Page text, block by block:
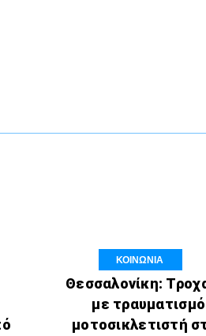
ΚΟΙΝΩΝΙΑ
Θεσσαλονίκη:
με τραυματισμό
μοτοσικλετιστή